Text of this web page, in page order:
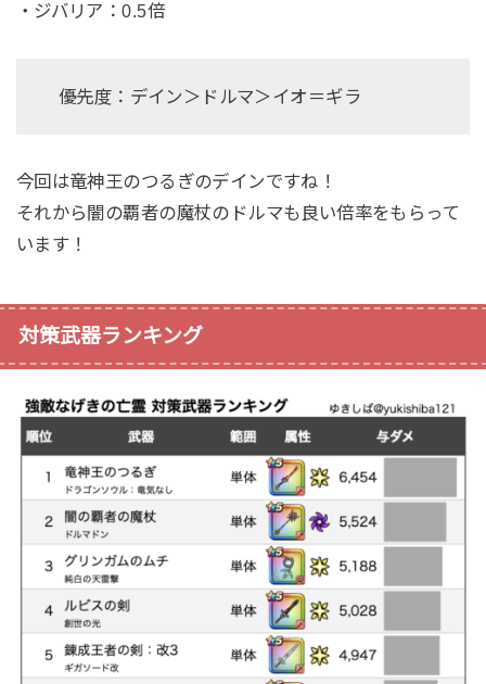
・ジバリア：0.5倍
優先度：デイン＞ドルマ＞イオ＝ギラ
今回は竜神王のつるぎのデインですね！
それから闇の覇者の魔杖のドルマも良い倍率をもらって
います！
対策武器ランキング